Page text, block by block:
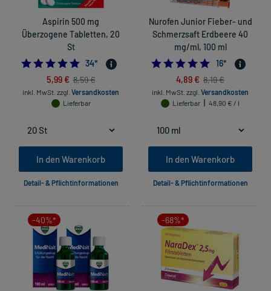
Aspirin 500 mg
Überzogene Tabletten, 20
St
5.0
34*
5,99 € 8,59 €
inkl. MwSt. zzgl. Versandkosten
Lieferbar
In den Warenkorb
Detail- & Pflichtinformationen
Nurofen Junior Fieber- und
Schmerzsaft Erdbeere 40
mg/ml, 100 ml
5.0
16*
4,89 € 8,19 €
inkl. MwSt. zzgl. Versandkosten
Lieferbar
48,90 € / l
In den Warenkorb
Detail- & Pflichtinformationen
-40%* -68%*